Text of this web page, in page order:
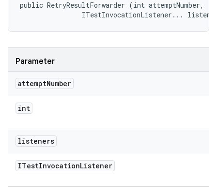
public RetryResultForwarder (int attemptNumber,
ITestInvocationListener...
Parameter
attemptNumber
int
listeners
ITestInvocationListener